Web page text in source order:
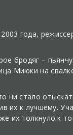
года,
бродяг –
Миюки на
ни стало
их к лучшему.
их толкнуло к